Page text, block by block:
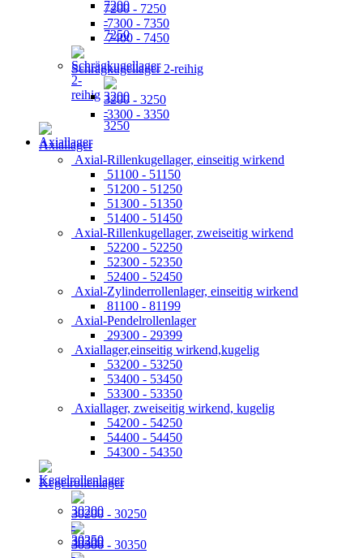
7200 - 7250
7300 - 7350
7400 - 7450
Schrägkugellager 2-reihig
3200 - 3250
3300 - 3350
Axiallager
Axial-Rillenkugellager, einseitig wirkend
51100 - 51150
51200 - 51250
51300 - 51350
51400 - 51450
Axial-Rillenkugellager, zweiseitig wirkend
52200 - 52250
52300 - 52350
52400 - 52450
Axial-Zylinderrollenlager, einseitig wirkend
81100 - 81199
Axial-Pendelrollenlager
29300 - 29399
Axiallager,einseitig wirkend,kugelig
53200 - 53250
53400 - 53450
53300 - 53350
Axiallager, zweiseitig wirkend, kugelig
54200 - 54250
54400 - 54450
54300 - 54350
Kegelrollenlager
30200 - 30250
30300 - 30350